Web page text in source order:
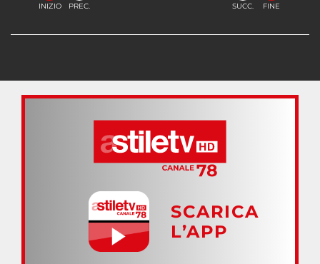
INIZIO PREC. SUCC. FINE
SCARICA
L’APP